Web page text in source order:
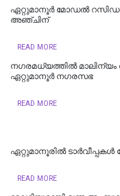
ഏറ്റുമാനൂർ മോഡൽ
അഞ്ചിന്
READ MORE
നഗരമധ്യത്തില്‍
ഏറ്റുമാനൂര്‍ നഗരസഭ
READ MORE
ഏറ്റുമാനൂരില്‍ ടാർവീപ്പകൾ
READ MORE